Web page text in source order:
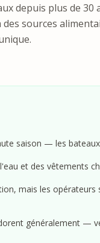
depuis plus de
sources
saison — les
et des vêtements
mais les
généralement —